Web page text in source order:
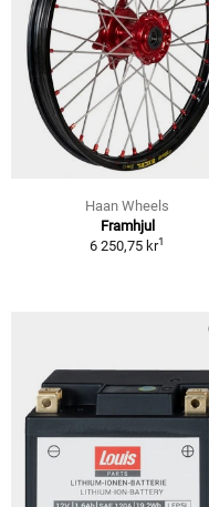
Haan Wheels
Framhjul
6 250,75 kr1